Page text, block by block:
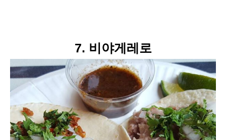
7. 비야게레로